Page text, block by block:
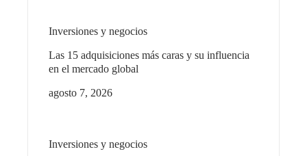
Inversiones y negocios
Las 15 adquisiciones más caras y su influencia
en el mercado global
agosto 7, 2026
Inversiones y negocios